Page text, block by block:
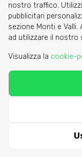
C.A.I.
nostro traffico.
pubblicitari
sezione Monti e
ad utilizzare il nostro
Visualizza la cookie-